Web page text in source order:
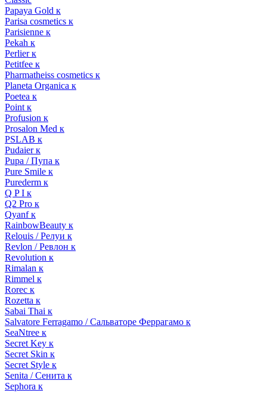
Papaya Gold к
Parisa cosmetics к
Parisienne к
Pekah к
Perlier к
Petitfee к
Pharmatheiss cosmetics к
Planeta Organica к
Poetea к
Point к
Profusion к
Prosalon Med к
PSLAB к
Pudaier к
Pupa / Пупа к
Pure Smile к
Purederm к
Q P I к
Q2 Pro к
Qyanf к
RainbowBeauty к
Relouis / Релуи к
Revlon / Ревлон к
Revolution к
Rimalan к
Rimmel к
Rorec к
Rozetta к
Sabai Thai к
Salvatore Ferragamo / Сальваторе Феррагамо к
SeaNtree к
Secret Key к
Secret Skin к
Secret Style к
Senita / Сенита к
Sephora к